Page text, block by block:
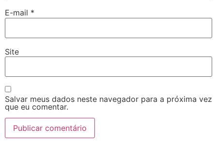
E-mail *
Site
Salvar meus dados neste navegador para a próxima vez
que eu comentar.